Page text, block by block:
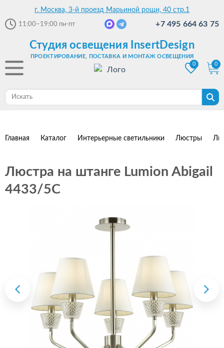
г. Москва, 3-й проезд Марьиной рощи, 40 стр.1
11:00–19:00 пн-пт +7 495 664 63 75
Студия освещения InsertDesign
ПРОЕКТИРОВАНИЕ, ПОСТАВКА И МОНТАЖ ОСВЕЩЕНИЯ
0
0
Главная Каталог Интерьерные светильники Люстры
Люстра на штанге Lumion Abigail
4433/5C